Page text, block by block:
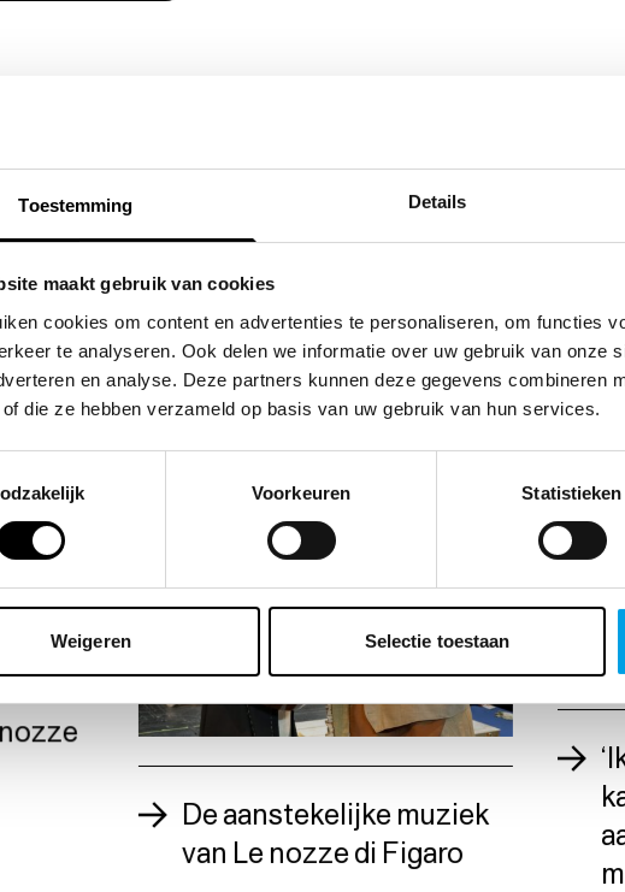
Toestemming Details
maakt gebruik van cookies
cookies om content en advertenties te personaliseren, om functies
te analyseren. Ook delen we informatie over uw gebruik van onze
en analyse. Deze partners kunnen deze gegevens combineren
die ze hebben verzameld op basis van uw gebruik van hun services.
Voorkeuren Statistieken
Weigeren Selectie toestaan
Play
OVER LE
De aanstekelijke muziek
van Le nozze di Figaro